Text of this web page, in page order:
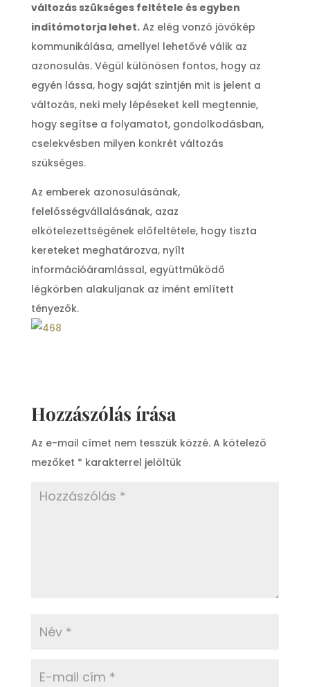
változás szükséges feltétele és egyben
indítómotorja lehet.Az elég vonzó jövőkép
kommunikálása, amellyel lehetővé válik az
azonosulás. Végül különösen fontos, hogy az
egyén lássa, hogy saját szintjén mit is jelent a
változás, neki mely lépéseket kell megtennie,
hogy segítse a folyamatot, gondolkodásban,
cselekvésben milyen konkrét változás
szükséges.
Az emberek azonosulásának,
felelősségvállalásának, azaz
elkötelezettségének előfeltétele, hogy tiszta
kereteket meghatározva, nyílt
információáramlással, együttműködő
légkörben alakuljanak az imént említett
tényezők.
Hozzászólás írása
Az e-mail címet nem tesszük közzé. A kötelező
mezőket * karakterrel jelöltük